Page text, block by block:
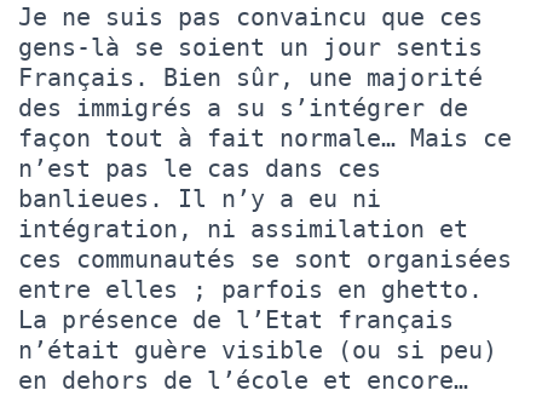
Je ne suis pas convaincu que ces
gens-là se soient un jour sentis
Français. Bien sûr, une majorité
des immigrés a su s’intégrer de
façon tout à fait normale… Mais ce
n’est pas le cas dans ces
banlieues. Il n’y a eu ni
intégration, ni assimilation et
ces communautés se sont organisées
entre elles ; parfois en ghetto.
La présence de l’Etat français
n’était guère visible (ou si peu)
en dehors de l’école et encore…